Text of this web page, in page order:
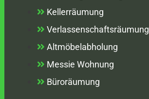
Kellerräumung
Verlassenschaftsräumung
Altmöbelabholung
Messie Wohnung
Büroräumung